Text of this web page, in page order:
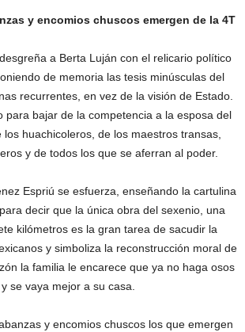
y encomios chuscos emergen de la 4T
‎a Berta Luján con el relicario político
de memoria las tesis minúsculas del
recurrentes, en vez de la visión de Estado.
para bajar de la competencia a la esposa del
huachicoleros, de los maestros transas,
y de todos los que se aferran al poder.
Espriú se esfuerza, enseñando la cartulina
decir que la única obra del sexenio, una
kilómetros es la gran tarea de sacudir la
y simboliza la reconstrucción moral de
la familia le encarece que ya no haga osos
y se vaya mejor a su casa.
y encomios chuscos los que emergen